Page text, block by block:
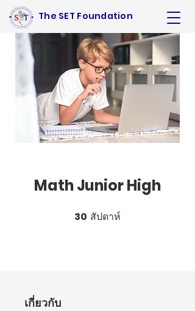
The SET Foundation
Math Junior High
30 สัปดาห์
เกี่ยวกับ